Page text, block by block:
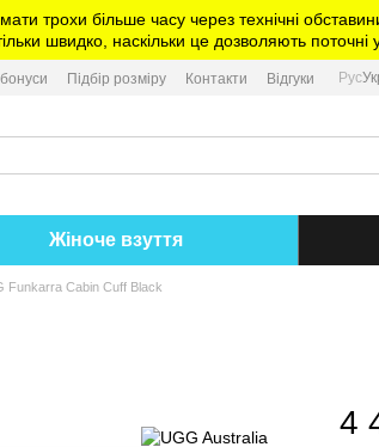
трохи більше часу через технічні
швидко, наскільки це дозволяють поточні
Підбір розміру Контакти Відгуки Рус
Жіноче взуття
Funkarra Cabin Cuff Black
4